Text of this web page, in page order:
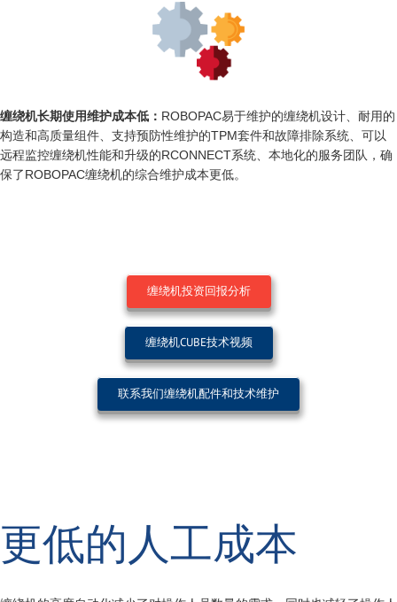
缠绕机长期使用维护成本低： ROBOPAC易于维护的缠绕机设计、耐用的
构造和高质量组件、支持预防性维护的TPM套件和故障排除系统、可以
远程监控缠绕机性能和升级的RCONNECT系统、本地化的服务团队，确
保了ROBOPAC缠绕机的综合维护成本更低。
缠绕机投资回报分析
缠绕机CUBE技术视频
联系我们缠绕机配件和技术维护
更低的人工成本